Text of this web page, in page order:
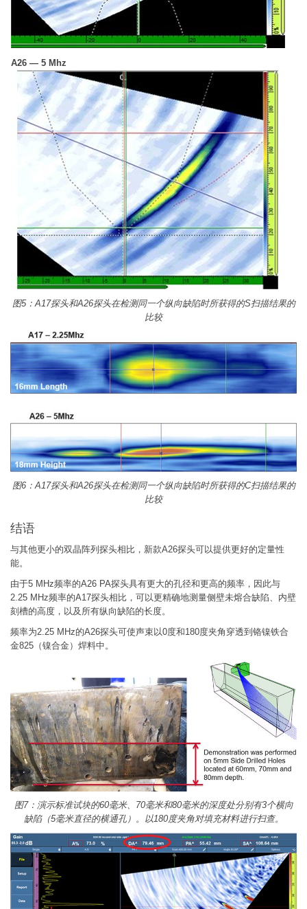
A26 — 5 Mhz
图5：A17探头和A26探头在检测同一个纵向缺陷时所获得的S扫描结果的
比较
图6：A17探头和A26探头在检测同一个纵向缺陷时所获得的C扫描结果的
比较
结语
与其他更小的双晶阵列探头相比，新款A26探头可以提供更好的定量性
能。
由于5 MHz频率的A26 PA探头具有更大的孔径和更高的频率，因此与
2.25 MHz频率的A17探头相比，可以更精确地测量侧壁未熔合缺陷、内壁
刻槽的高度，以及所有纵向缺陷的长度。
频率为2.25 MHz的A26探头可使声束以0度和180度夹角穿透到铬镍铁合
金825（镍合金）焊料中。
图7：演示标准试块的60毫米、70毫米和80毫米的深度处分别有3个横向
缺陷（5毫米直径的横通孔）。以180度夹角对填充材料进行扫查。